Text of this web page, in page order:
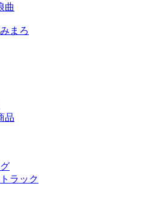
曲
まろ
品
ラック